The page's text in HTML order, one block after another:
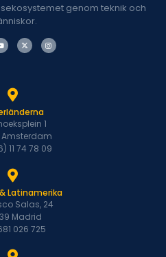
genom teknik och
1
Amsterdam
11 74 78 09
Latinamerika
Salas, 24
Madrid
026 725